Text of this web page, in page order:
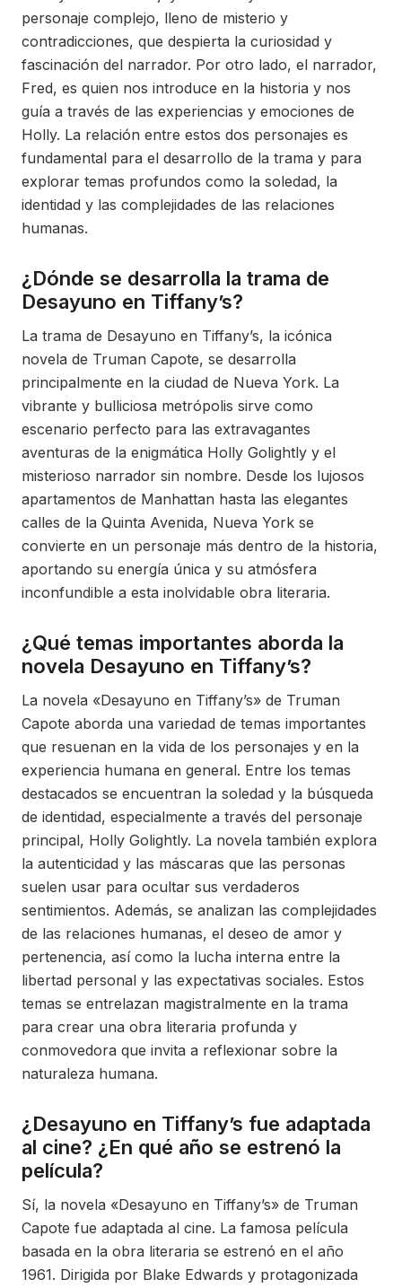
personaje complejo, lleno de misterio y
contradicciones, que despierta la curiosidad y
fascinación del narrador. Por otro lado, el narrador,
Fred, es quien nos introduce en la historia y nos
guía a través de las experiencias y emociones de
Holly. La relación entre estos dos personajes es
fundamental para el desarrollo de la trama y para
explorar temas profundos como la soledad, la
identidad y las complejidades de las relaciones
humanas.
¿Dónde se desarrolla la trama de
Desayuno en Tiffany’s?
La trama de Desayuno en Tiffany’s, la icónica
novela de Truman Capote, se desarrolla
principalmente en la ciudad de Nueva York. La
vibrante y bulliciosa metrópolis sirve como
escenario perfecto para las extravagantes
aventuras de la enigmática Holly Golightly y el
misterioso narrador sin nombre. Desde los lujosos
apartamentos de Manhattan hasta las elegantes
calles de la Quinta Avenida, Nueva York se
convierte en un personaje más dentro de la historia,
aportando su energía única y su atmósfera
inconfundible a esta inolvidable obra literaria.
¿Qué temas importantes aborda la
novela Desayuno en Tiffany’s?
La novela «Desayuno en Tiffany’s» de Truman
Capote aborda una variedad de temas importantes
que resuenan en la vida de los personajes y en la
experiencia humana en general. Entre los temas
destacados se encuentran la soledad y la búsqueda
de identidad, especialmente a través del personaje
principal, Holly Golightly. La novela también explora
la autenticidad y las máscaras que las personas
suelen usar para ocultar sus verdaderos
sentimientos. Además, se analizan las complejidades
de las relaciones humanas, el deseo de amor y
pertenencia, así como la lucha interna entre la
libertad personal y las expectativas sociales. Estos
temas se entrelazan magistralmente en la trama
para crear una obra literaria profunda y
conmovedora que invita a reflexionar sobre la
naturaleza humana.
¿Desayuno en Tiffany’s fue adaptada
al cine? ¿En qué año se estrenó la
película?
Sí, la novela «Desayuno en Tiffany’s» de Truman
Capote fue adaptada al cine. La famosa película
basada en la obra literaria se estrenó en el año
1961. Dirigida por Blake Edwards y protagonizada